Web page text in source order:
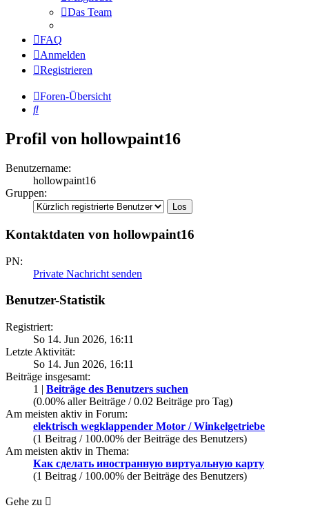
Das Team
FAQ
Anmelden
Registrieren
Foren-Übersicht
Suche
Profil von hollowpaint16
Benutzername:
hollowpaint16
Gruppen:
Kontaktdaten von hollowpaint16
PN:
Private Nachricht senden
Benutzer-Statistik
Registriert:
So 14. Jun 2026, 16:11
Letzte Aktivität:
So 14. Jun 2026, 16:11
Beiträge insgesamt:
1 | Beiträge des Benutzers suchen
(0.00% aller Beiträge / 0.02 Beiträge pro Tag)
Am meisten aktiv in Forum:
elektrisch wegklappender Motor / Winkelgetriebe
(1 Beitrag / 100.00% der Beiträge des Benutzers)
Am meisten aktiv in Thema:
Как сделать иностранную виртуальную карту
(1 Beitrag / 100.00% der Beiträge des Benutzers)
Gehe zu